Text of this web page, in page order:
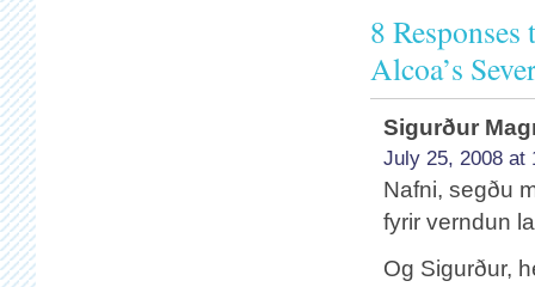
8
Alcoa’s
Sigurður
July 25, 2008 at
Nafni, segðu
fyrir verndun
Og Sigurður,